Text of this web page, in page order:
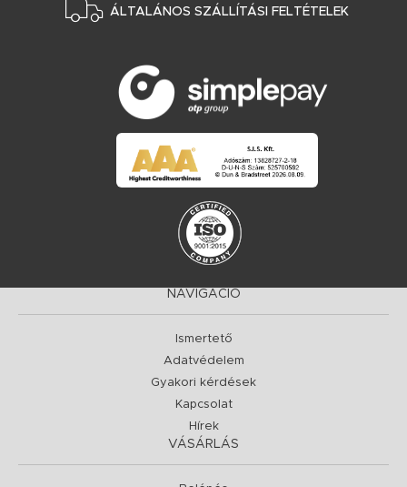
ÁLTALÁNOS SZÁLLÍTÁSI FELTÉTELEK
NAVIGÁCIÓ
Ismertető
Adatvédelem
Gyakori kérdések
Kapcsolat
Hírek
VÁSÁRLÁS